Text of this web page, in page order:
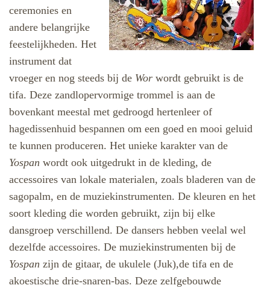
ceremonies en
andere belangrijke
feestelijkheden. Het
instrument dat
vroeger en nog steeds bij de Wor wordt gebruikt is de
tifa. Deze zandlopervormige trommel is aan de
bovenkant meestal met gedroogd hertenleer of
hagedissenhuid bespannen om een goed en mooi geluid
te kunnen produceren. Het unieke karakter van de
Yospan wordt ook uitgedrukt in de kleding, de
accessoires van lokale materialen, zoals bladeren van de
sagopalm, en de muziekinstrumenten. De kleuren en het
soort kleding die worden gebruikt, zijn bij elke
dansgroep verschillend. De dansers hebben veelal wel
dezelfde accessoires. De muziekinstrumenten bij de
Yospan zijn de gitaar, de ukulele (Juk),de tifa en de
akoestische drie-snaren-bas. Deze zelfgebouwde